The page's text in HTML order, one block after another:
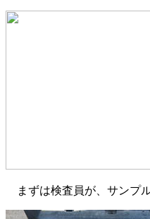
まずは検査員が、サンプル